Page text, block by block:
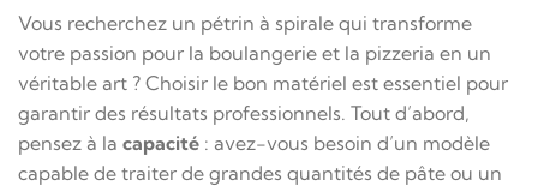
Vous recherchez un pétrin à spirale qui transforme
votre passion pour la boulangerie et la pizzeria en un
véritable art ? Choisir le bon matériel est essentiel pour
garantir des résultats professionnels. Tout d’abord,
pensez à la capacité : avez-vous besoin d’un modèle
capable de traiter de grandes quantités de pâte ou un